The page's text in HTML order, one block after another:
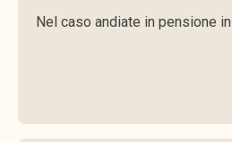
Nel caso andiate in pensione